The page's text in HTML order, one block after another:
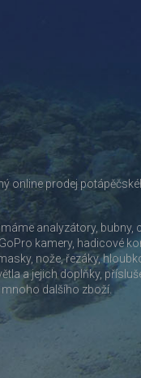
online prodej
analyzátory, bubny,
kamery, hadicové
nože, řezáky,
a jejich doplňky,
mnoho dalšího zboží.